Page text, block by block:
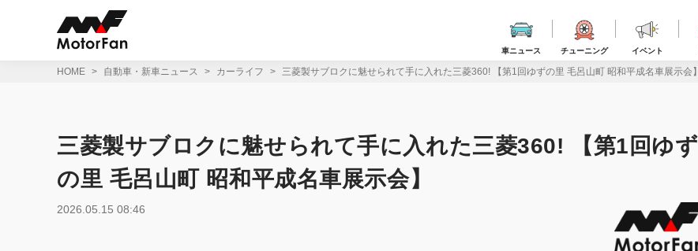
車ニュース チューニング イベント
HOME 自動車・新車ニュース カーライフ 三菱製サブロクに魅せられて手に入れた三菱360! 【第1回ゆずの里 毛呂山町 昭和平成名車展示会】
三菱製サブロクに魅せられて手に入れた三菱360! 【第1回ゆず
の里 毛呂山町 昭和平成名車展示会】
2026.05.15 08:46